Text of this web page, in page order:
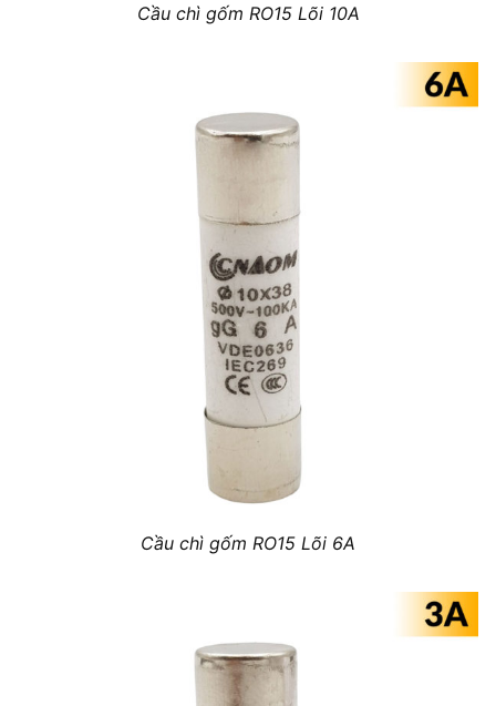
Cầu chì gốm RO15 Lõi 10A
Cầu chì gốm RO15 Lõi 6A